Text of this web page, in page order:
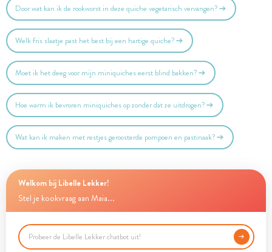
Door wat kan ik de rookworst in deze quiche vegetarisch vervangen?
Welk fris slaatje past het best bij een hartige quiche?
Moet ik het deeg voor mijn miniquiches eerst blind bakken?
Hoe warm ik bevroren miniquiches op zonder dat ze uitdrogen?
Wat kan ik maken met restjes geroosterde pompoen en pastinaak?
Welkom bij Libelle Lekker!
Stel je kookvraag aan Maia...